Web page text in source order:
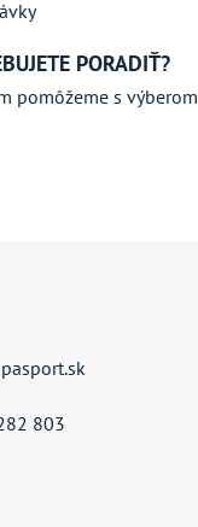
PORADIŤ?
pomôžeme s výberom
803